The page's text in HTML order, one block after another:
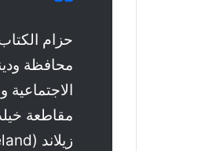
حزام
محافظة
زيلاند (Zeeland).